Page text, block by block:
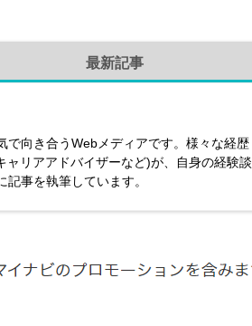
最新記事
で向き合うWebメディアです。様々な経歴
リアアドバイザーなど)が、自身の経験談
事を執筆しています。